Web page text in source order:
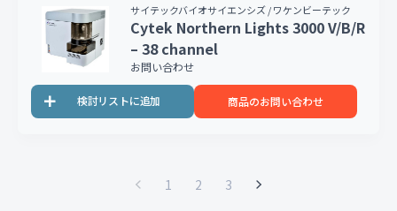
サイテックバイオサイエンシズ / ワケンビーテック
Cytek Northern Lights 3000 V/B/R
– 38 channel
お問い合わせ
商品のお問い合わせ
1 2 3